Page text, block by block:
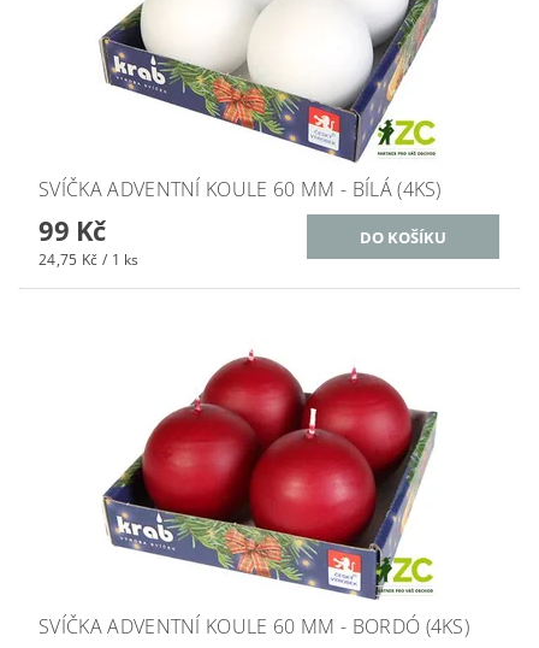
SVÍČKA ADVENTNÍ KOULE 60 MM - BÍLÁ (4KS)
99 Kč
24,75 Kč / 1 ks
SVÍČKA ADVENTNÍ KOULE 60 MM - BORDÓ (4KS)